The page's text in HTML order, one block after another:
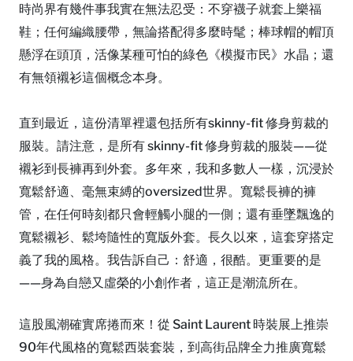
時尚界有幾件事我實在無法忍受：不穿襪子就套上樂福
鞋；任何編織腰帶，無論搭配得多麼時髦；棒球帽的帽頂
懸浮在頭頂，活像某種可怕的綠色《模擬市民》水晶；還
有無領襯衫這個概念本身。
直到最近，這份清單裡還包括所有skinny-fit 修身剪裁的
服裝。請注意，是所有 skinny-fit 修身剪裁的服裝——從
襯衫到長褲再到外套。多年來，我和多數人一樣，沉浸於
寬鬆舒適、毫無束縛的oversized世界。寬鬆長褲的褲
管，在任何時刻都只會輕觸小腿的一側；還有垂墜飄逸的
寬鬆襯衫、鬆垮隨性的寬版外套。長久以來，這套穿搭定
義了我的風格。我告訴自己：舒適，很酷。更重要的是
——身為自戀又虛榮的小創作者，這正是潮流所在。
這股風潮確實席捲而來！從 Saint Laurent 時裝展上推崇
90年代風格的寬鬆西裝套裝，到高街品牌全力推廣寬鬆